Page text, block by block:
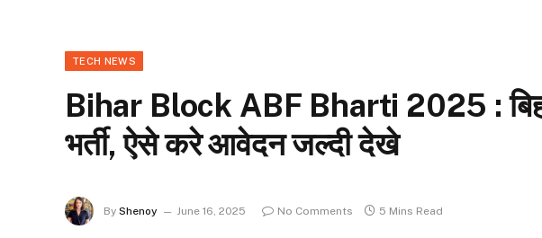
TECH NEWS
Bihar Block ABF Bharti 2025 :
भर्ती, ऐसे करे आवेदन जल्दी देखे
By Shenoy June 16, 2025 No Comments 5 Mins Read